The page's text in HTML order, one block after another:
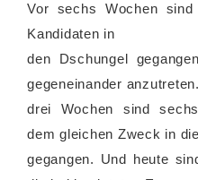
Vor sechs Wochen sind
Kandidaten in
den Dschungel
gegeneinander
drei Wochen sind
dem gleichen Zweck in
gegangen. Und heute